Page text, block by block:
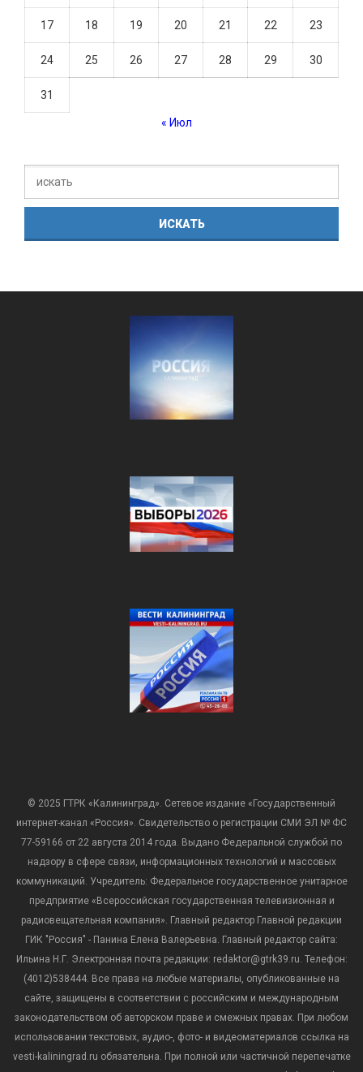
17 18 19 20 21 22 23
24 25 26 27 28 29 30
31
« Июл
© 2025 ГТРК «Калининград». Сетевое издание «Государственный
интернет-канал «Россия». Свидетельство о регистрации СМИ ЭЛ № ФС
77-59166 от 22 августа 2014 года. Выдано Федеральной службой по
надзору в сфере связи, информационных технологий и массовых
коммуникаций. Учредитель: Федеральное государственное унитарное
предприятие «Всероссийская государственная телевизионная и
радиовещательная компания». Главный редактор Главной редакции
ГИК "Россия" - Панина Елена Валерьевна. Главный редактор сайта:
Ильина Н.Г. Электронная почта редакции: redaktor@gtrk39.ru. Телефон:
(4012)538444. Все права на любые материалы, опубликованные на
сайте, защищены в соответствии с российским и международным
законодательством об авторском праве и смежных правах. При любом
использовании текстовых, аудио-, фото- и видеоматериалов ссылка на
vesti-kaliningrad.ru обязательна. При полной или частичной перепечатке